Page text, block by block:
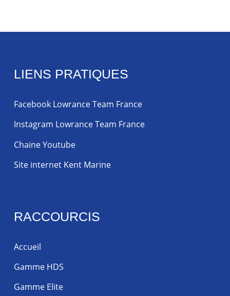
LIENS PRATIQUES
Facebook Lowrance Team France
Instagram Lowrance Team France
Chaine Youtube
Site internet Kent Marine
RACCOURCIS
Accueil
Gamme HDS
Gamme Elite